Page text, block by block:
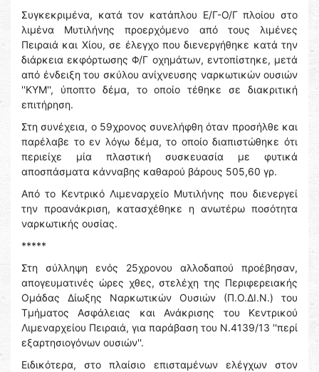
Συγκεκριμένα, κατά τον κατάπλου Ε/Γ-Ο/Γ πλοίου στο
λιμένα Μυτιλήνης προερχόμενο από τους λιμένες
Πειραιά και Χίου, σε έλεγχο που διενεργήθηκε κατά την
διάρκεια εκφόρτωσης Φ/Γ οχημάτων, εντοπίστηκε, μετά
από ένδειξη του σκύλου ανίχνευσης ναρκωτικών ουσιών
''ΚΥΜ'', ύποπτο δέμα, το οποίο τέθηκε σε διακριτική
επιτήρηση.
Στη συνέχεια, ο 59χρονος συνελήφθη όταν προσήλθε και
παρέλαβε το εν λόγω δέμα, το οποίο διαπιστώθηκε ότι
περιείχε μία πλαστική συσκευασία με φυτικά
αποσπάσματα κάνναβης καθαρού βάρους 505,60 γρ.
Από το Κεντρικό Λιμεναρχείο Μυτιλήνης που διενεργεί
την προανάκριση, κατασχέθηκε η ανωτέρω ποσότητα
ναρκωτικής ουσίας.
*****
Στη σύλληψη ενός 25χρονου αλλοδαπού προέβησαν,
απογευματινές ώρες χθες, στελέχη της Περιφερειακής
Ομάδας Δίωξης Ναρκωτικών Ουσιών (Π.Ο.ΔΙ.Ν.) του
Τμήματος Ασφάλειας και Ανάκρισης του Κεντρικού
Λιμεναρχείου Πειραιά, για παράβαση του Ν.4139/13 ''περί
εξαρτησιογόνων ουσιών''.
Ειδικότερα, στο πλαίσιο επισταμένων ελέγχων στον